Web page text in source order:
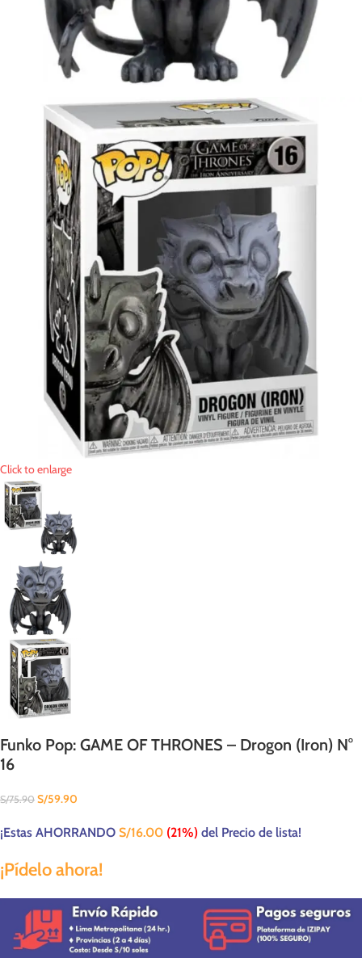
Click to enlarge
Funko Pop: GAME OF THRONES – Drogon (Iron) N°
16
S/75.90 S/59.90
¡Estas AHORRANDO S/16.00 (21%) del Precio de lista!
¡Pídelo ahora!